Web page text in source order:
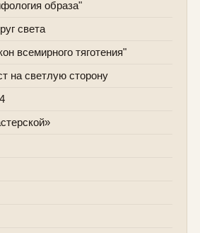
образа"
света
всемирного тяготения"
на светлую сторону